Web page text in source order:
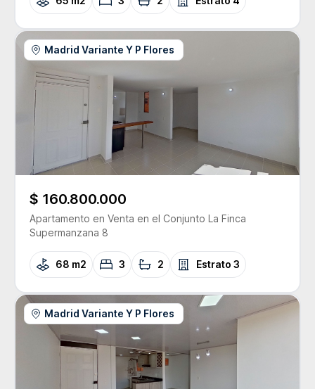
Madrid Variante Y P Flores
$ 160.800.000
Apartamento en Venta en el Conjunto La Finca
Supermanzana 8
68 m2 3 2 Estrato 3
Madrid Variante Y P Flores